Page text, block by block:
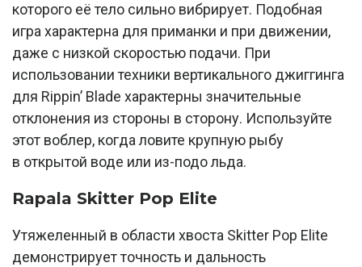
которого её тело сильно вибрирует. Подобная
игра характерна для приманки и при движении,
даже с низкой скоростью подачи. При
использовании техники вертикального джиггинга
для Rippin’ Blade характерны значительные
отклонения из стороны в сторону. Используйте
этот воблер, когда ловите крупную рыбу
в открытой воде или из-подо льда.
Rapala Skitter Pop Elite
Утяжеленный в области хвоста Skitter Pop Elite
демонстрирует точность и дальность